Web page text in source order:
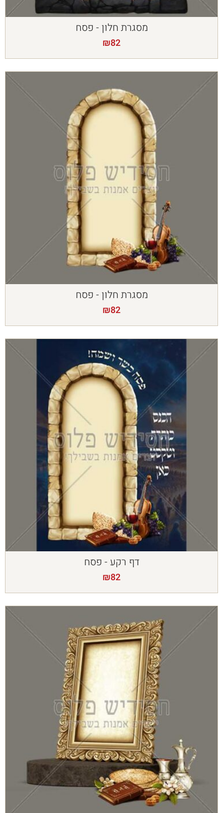
מסגרת חלון - פסח
₪82
מסגרת חלון - פסח
₪82
דף רקע - פסח
₪82